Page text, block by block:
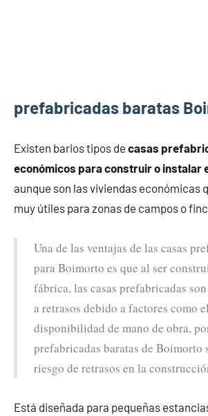
prefabricadas baratas
Existen barios tipos de casas
económicos para construir o instalar
aunque son las viviendas económicas
muy útiles para zonas de campos o
Una de las ventajas de las casas
para Boimorto es que al ser
fábrica, las casas prefabricadas
a retrasos debido a factores como
disponibilidad de mano de obra,
prefabricadas baratas de Boimorto
riesgo de retrasos en la
Está diseñada para pequeñas